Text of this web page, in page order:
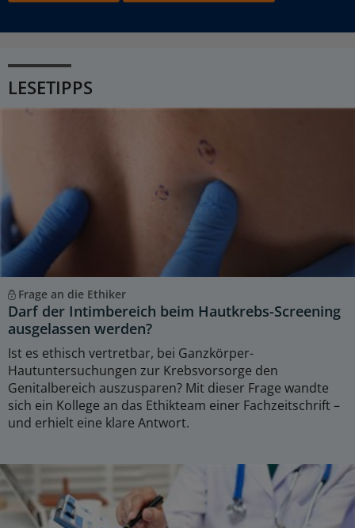
LESETIPPS
Frage an die Ethiker
Darf der Intimbereich beim Hautkrebs-Screening
ausgelassen werden?
Ist es ethisch vertretbar, bei Ganzkörper-
Hautuntersuchungen zur Krebsvorsorge den
Genitalbereich auszusparen? Mit dieser Frage wandte
sich ein Kollege an das Ethikteam einer Fachzeitschrift –
und erhielt eine klare Antwort.